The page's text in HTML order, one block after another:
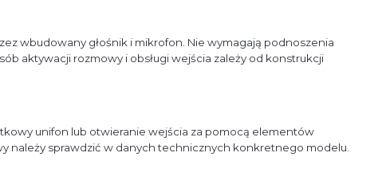
wbudowany głośnik i mikrofon. Nie wymagają podnoszenia
aktywacji rozmowy i obsługi wejścia zależy od konstrukcji
unifon lub otwieranie wejścia za pomocą elementów
należy sprawdzić w danych technicznych konkretnego modelu.